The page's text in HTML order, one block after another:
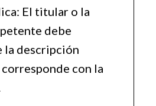
El titular o la
debe
la descripción
con la